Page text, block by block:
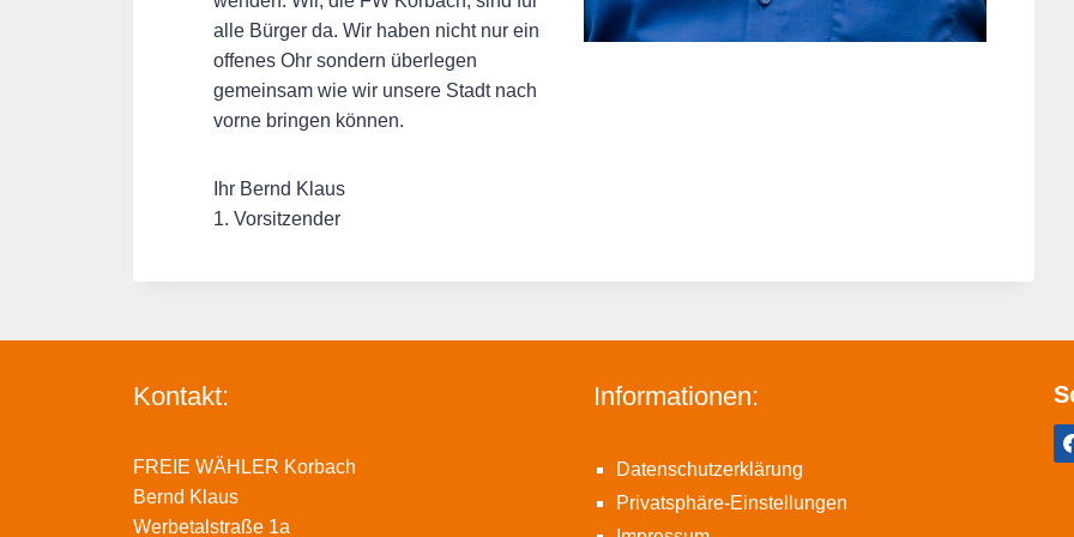
alle Bürger da. Wir haben nicht nur ein
offenes Ohr sondern überlegen
gemeinsam wie wir unsere Stadt nach
vorne bringen können.
Ihr Bernd Klaus
1. Vorsitzender
Kontakt:
FREIE WÄHLER Korbach
Bernd Klaus
Werbetalstraße 1a
Informationen:
Datenschutzerklärung
Privatsphäre-Einstellungen